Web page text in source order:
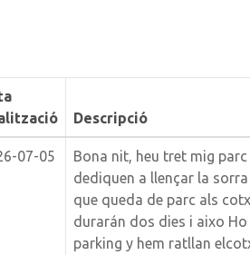
Descripció
07-05
Bona nit, heu tret mig
dediquen a llençar la
que queda de parc als
durarán dos dies i aixo
parking y hem ratllan